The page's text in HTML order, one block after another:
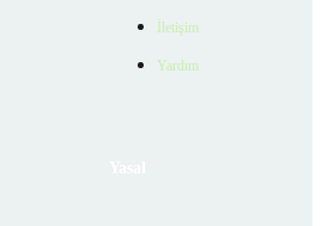
İletişim
Yardım